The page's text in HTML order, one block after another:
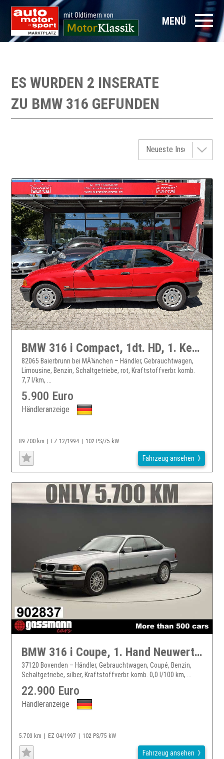
mit Oldtimern von MENÜ
ES WURDEN 2 INSERATE
ZU BMW 316 GEFUNDEN
BMW 316 i Compact, 1dt. HD, 1. Kennz. -89tkm !
82065 Baierbrunn bei MÃ¼nchen – Händler, Gebrauchtwagen,
Limousine, Benzin, Schaltgetriebe, rot, Kraftstoffverbr. komb.
7,7 l/km, ...
5.900 Euro
Händleranzeige
89.700 km EZ 12/1994 102 PS/75 kW
Fahrzeug ansehen
BMW 316 i Coupe, 1. Hand Neuwertig
37120 Bovenden – Händler, Gebrauchtwagen, Coupé, Benzin,
Schaltgetriebe, silber, Kraftstoffverbr. komb. 0,0 l/100 km, ...
22.900 Euro
Händleranzeige
5.703 km EZ 04/1997 102 PS/75 kW
Fahrzeug ansehen